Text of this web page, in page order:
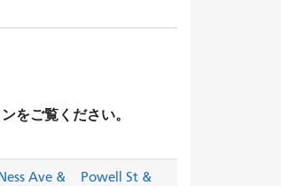
をご覧ください。
Ave &
Powell St &